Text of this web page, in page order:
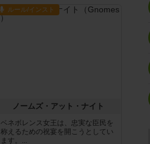
ルール/インスト
ノームズ・アット・ナイト
ベネボレンス女王は、忠実な臣民を
称えるための祝宴を開こうとしてい
ます。...